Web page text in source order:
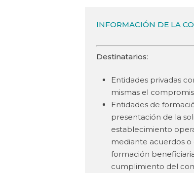
INFORMACIÓN DE LA
Destinatarios:
Entidades privadas
mismas el
Entidades de
presentación de la
establecimiento
mediante acuerdos o
formación
cumplimiento del